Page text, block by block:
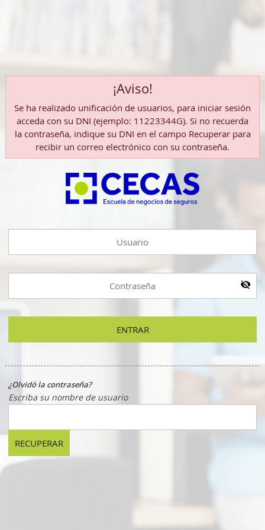
¡Aviso!
Se ha realizado unificación de usuarios, para iniciar sesión
acceda con su DNI (ejemplo: 11223344G). Si no recuerda
la contraseña, indique su DNI en el campo Recuperar para
recibir un correo electrónico con su contraseña.
¿Olvidó la contraseña?
Escriba su nombre de usuario